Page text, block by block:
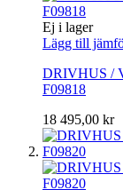
Ej i lager
Lägg till
DRIVHUS /
F09818
18 495,00 kr